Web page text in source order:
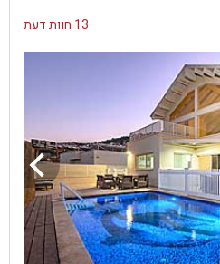
13 חוות דעת